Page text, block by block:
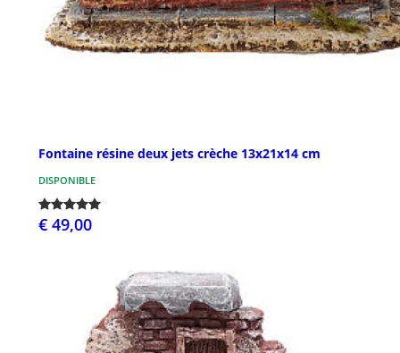
Fontaine résine deux jets crèche 13x21x14 cm
DISPONIBLE
€ 49,00